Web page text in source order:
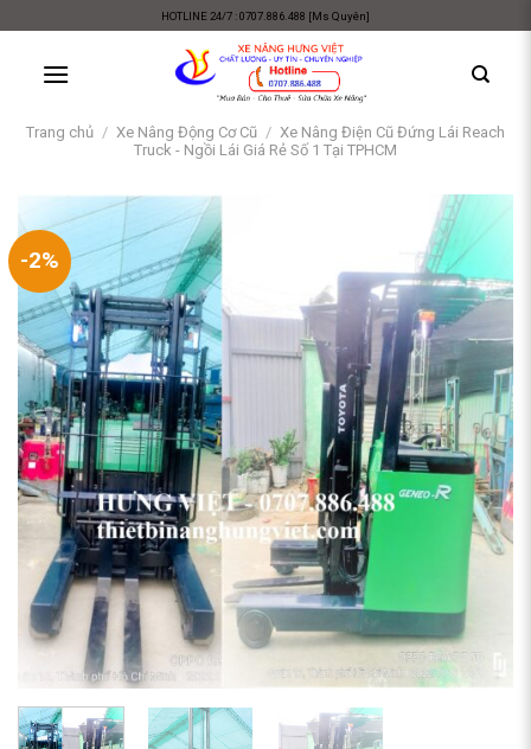
content
HOTLINE 24/7 : 0707.886.488 [Ms Quyên]
Trang chủ / Xe Nâng Động Cơ Cũ / Xe Nâng Điện Cũ Đứng Lái Reach
Truck - Ngồi Lái Giá Rẻ Số 1 Tại TPHCM
-2%